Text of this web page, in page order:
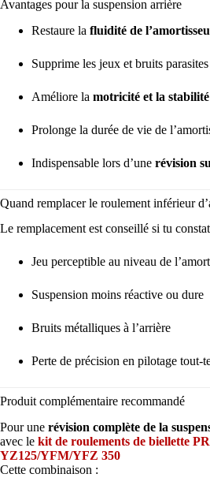
Avantages pour la suspension arrière
Restaure la fluidité de
Supprime les jeux et bruits parasites
Améliore la motricité et la
Prolonge la durée de vie de
Indispensable lors d’une révision
Quand remplacer le roulement inférieur
Le remplacement est conseillé si tu
Jeu perceptible au niveau de
Suspension moins réactive ou dure
Bruits métalliques à l’arrière
Perte de précision en pilotage tout-
Produit complémentaire recommandé
Pour une révision complète de la
avec le kit de roulements de biellette
YZ125/YFM/YFZ 350
Cette combinaison :